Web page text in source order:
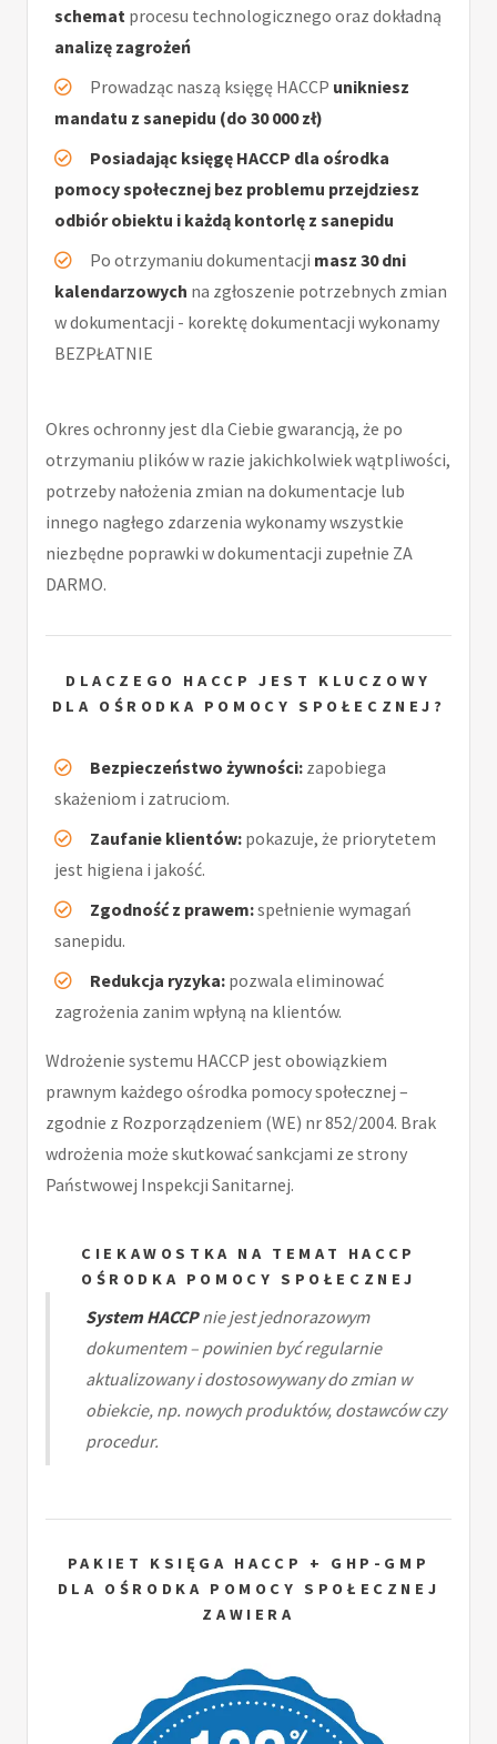
schemat procesu technologicznego oraz dokładną
analizę zagrożeń
Prowadząc naszą księgę HACCP unikniesz
mandatu z sanepidu (do 30 000 zł)
Posiadając księgę HACCP dla ośrodka
pomocy społecznej bez problemu przejdziesz
odbiór obiektu i każdą kontorlę z sanepidu
Po otrzymaniu dokumentacji masz 30 dni
kalendarzowych na zgłoszenie potrzebnych zmian
w dokumentacji - korektę dokumentacji wykonamy
BEZPŁATNIE
Okres ochronny jest dla Ciebie gwarancją, że po
otrzymaniu plików w razie jakichkolwiek wątpliwości,
potrzeby nałożenia zmian na dokumentacje lub
innego nagłego zdarzenia wykonamy wszystkie
niezbędne poprawki w dokumentacji zupełnie ZA
DARMO.
DLACZEGO HACCP JEST KLUCZOWY
DLA OŚRODKA POMOCY SPOŁECZNEJ?
Bezpieczeństwo żywności: zapobiega
skażeniom i zatruciom.
Zaufanie klientów: pokazuje, że priorytetem
jest higiena i jakość.
Zgodność z prawem:spełnienie wymagań
sanepidu.
Redukcja ryzyka: pozwala eliminować
zagrożenia zanim wpłyną na klientów.
Wdrożenie systemu HACCP jest obowiązkiem
prawnym każdego ośrodka pomocy społecznej –
zgodnie z Rozporządzeniem (WE) nr 852/2004. Brak
wdrożenia może skutkować sankcjami ze strony
Państwowej Inspekcji Sanitarnej.
CIEKAWOSTKA NA TEMAT HACCP
OŚRODKA POMOCY SPOŁECZNEJ
System HACCPnie jest jednorazowym
dokumentem – powinien być regularnie
aktualizowany i dostosowywany do zmian w
obiekcie, np. nowych produktów, dostawców czy
procedur.
PAKIET KSIĘGA HACCP + GHP-GMP
DLA OŚRODKA POMOCY SPOŁECZNEJ
ZAWIERA